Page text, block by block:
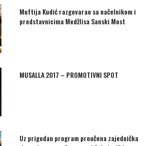
Muftija Kudić razgovarao sa načelnikom i
predstavnicima Medžlisa Sanski Most
MUSALLA 2017 – PROMOTIVNI SPOT
Uz prigodan program proučena zajednička